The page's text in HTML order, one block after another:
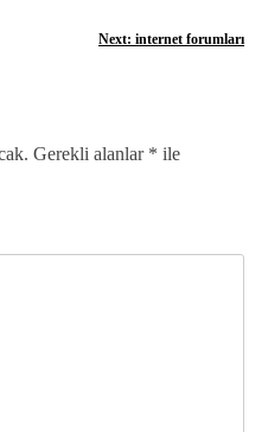
Next: internet forumları
Gerekli alanlar * ile